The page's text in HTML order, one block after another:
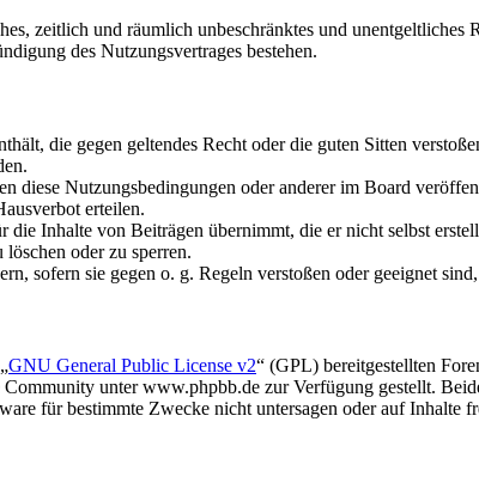
zeitlich und räumlich unbeschränktes und unentgeltliches
des Nutzungsvertrages bestehen.
die gegen geltendes Recht oder die guten Sitten
diese Nutzungsbedingungen oder anderer im Board
erteilen.
Inhalte von Beiträgen übernimmt, die er nicht selbst
oder zu sperren.
sofern sie gegen o. g. Regeln verstoßen oder geeignet
GNU General Public License v2“ (GPL) bereitgestellten
unter www.phpbb.de zur Verfügung gestellt.
für bestimmte Zwecke nicht untersagen oder auf Inhalte